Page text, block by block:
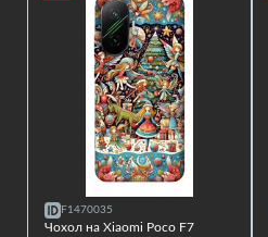
F1470035
Чохол на Xiaomi Poco F7